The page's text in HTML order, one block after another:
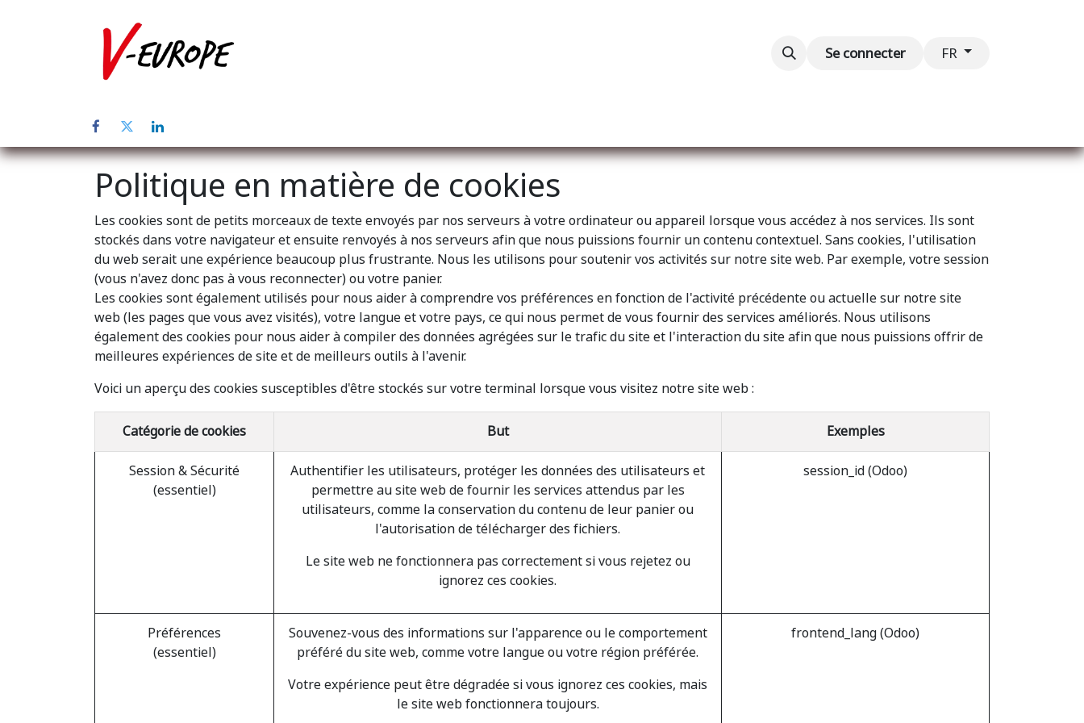
Événements Contactez-nous
Se connecter FR
Politique en matière de cookies
Les cookies sont de petits morceaux de texte envoyés par nos serveurs à votre ordinateur ou appareil lorsque vous accédez à nos services. Ils sont
stockés dans votre navigateur et ensuite renvoyés à nos serveurs afin que nous puissions fournir un contenu contextuel. Sans cookies, l'utilisation
du web serait une expérience beaucoup plus frustrante. Nous les utilisons pour soutenir vos activités sur notre site web. Par exemple, votre session
(vous n'avez donc pas à vous reconnecter) ou votre panier.
Les cookies sont également utilisés pour nous aider à comprendre vos préférences en fonction de l'activité précédente ou actuelle sur notre site
web (les pages que vous avez visités), votre langue et votre pays, ce qui nous permet de vous fournir des services améliorés. Nous utilisons
également des cookies pour nous aider à compiler des données agrégées sur le trafic du site et l'interaction du site afin que nous puissions offrir de
meilleures expériences de site et de meilleurs outils à l'avenir.
Voici un aperçu des cookies susceptibles d'être stockés sur votre terminal lorsque vous visitez notre site web :
Catégorie de cookies But Exemples
Session & Sécurité
(essentiel)
Authentifier les utilisateurs, protéger les données des utilisateurs et
permettre au site web de fournir les services attendus par les
utilisateurs, comme la conservation du contenu de leur panier ou
l'autorisation de télécharger des fichiers.
Le site web ne fonctionnera pas correctement si vous rejetez ou
ignorez ces cookies.
session_id (Odoo)
Préférences
(essentiel)
Souvenez-vous des informations sur l'apparence ou le comportement
préféré du site web, comme votre langue ou votre région préférée.
Votre expérience peut être dégradée si vous ignorez ces cookies, mais
le site web fonctionnera toujours.
frontend_lang (Odoo)